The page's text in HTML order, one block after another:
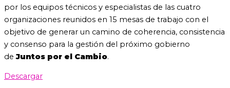
por los equipos técnicos y especialistas de las cuatro
organizaciones reunidos en 15 mesas de trabajo con el
objetivo de generar un camino de coherencia, consistencia
y consenso para la gestión del próximo gobierno
deJuntos por el Cambio.
Descargar